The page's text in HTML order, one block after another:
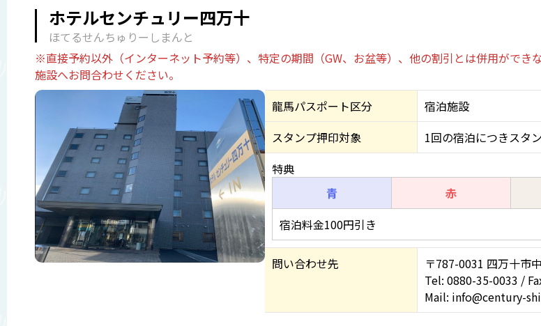
ホテルセンチュリー四万十
ほてるせんちゅりーしまんと
※直接予約以外（インターネット予約等）、特定の期間（GW、お盆等）、他の割引とは併用がで
施設へお問合わせください。
龍馬パスポート区分
宿泊施設
スタンプ押印対象
1回の宿泊につきスタ
特典
青
赤
宿泊料金100円引き
問い合わせ先
〒787-0031 四万十市
Tel: 0880-35-0033 /
Mail: info@century-